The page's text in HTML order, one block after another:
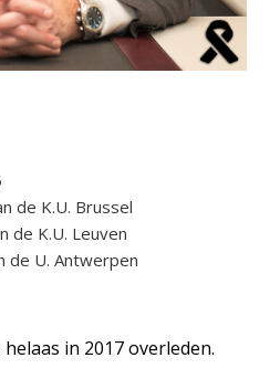
de K.U. Brussel
de K.U. Leuven
de U. Antwerpen
in 2017 overleden.